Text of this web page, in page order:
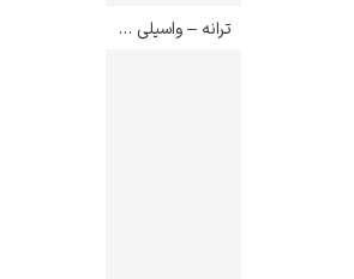
ترانه – واسیلی کاندینسکی